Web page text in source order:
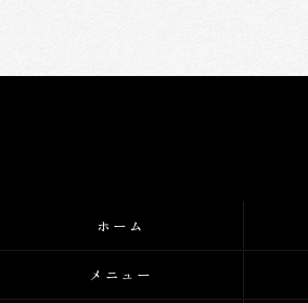
ホーム
メニュー